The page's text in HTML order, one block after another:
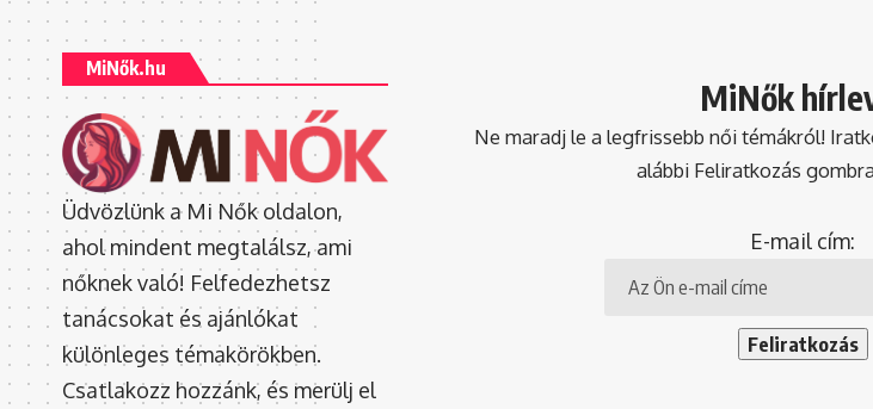
MiNők.hu
Üdvözlünk a Mi Nők oldalon,
ahol mindent megtalálsz, ami
nőknek való! Felfedezhetsz
tanácsokat és ajánlókat
különleges témakörökben.
Csatlakozz hozzánk, és merülj el
MiNők
Ne maradj le a legfrissebb női témákról!
alábbi Feliratkozás
E-mail cím: